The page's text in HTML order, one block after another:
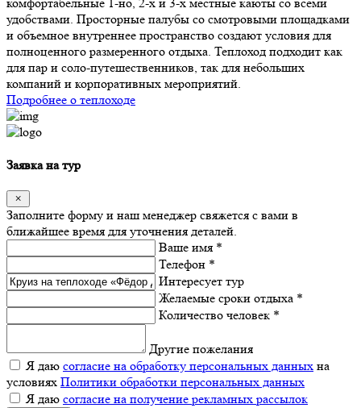
удобствами. Просторные палубы со смотровыми площадками
и объемное внутреннее пространство создают условия для
полноценного размеренного отдыха. Теплоход подходит как
для пар и соло-путешественников, так для небольших
компаний и корпоративных мероприятий.
Подробнее о теплоходе
Заявка на тур
Заполните форму и наш менеджер свяжется с вами в
ближайшее время для уточнения деталей.
Ваше имя *
Телефон *
Интересует тур
Желаемые сроки отдыха *
Количество человек *
Другие пожелания
Я даю согласие на обработку персональных данных на
условиях Политики обработки персональных данных
Я даю согласие на получение рекламных рассылок